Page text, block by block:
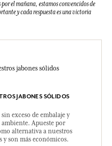
el mañana, estamos convencidos de
y cada respuesta es una victoria
JABONES SÓLIDOS
exceso de embalaje y
Apueste por
alternativa a nuestros
y son más económicos.